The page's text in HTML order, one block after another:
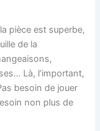
pièce est superbe,
de la
Là, l’important,
besoin de jouer
non plus de